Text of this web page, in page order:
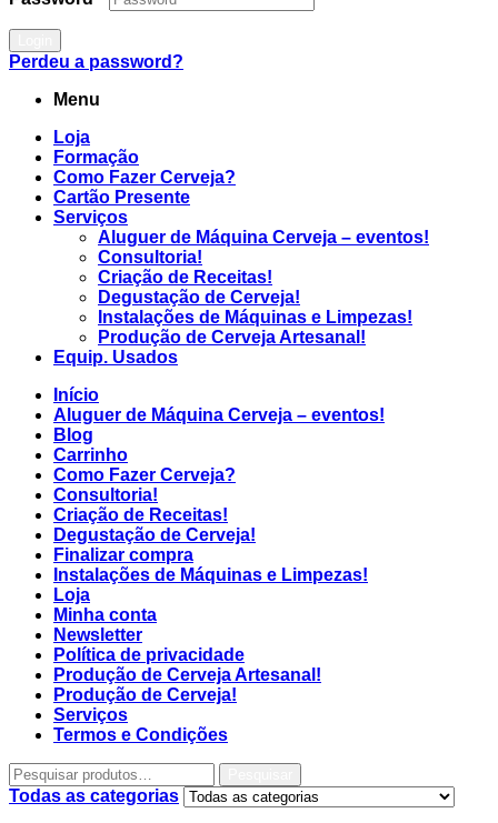
Perdeu a password?
Menu
Loja
Formação
Como Fazer Cerveja?
Cartão Presente
Serviços
Aluguer de Máquina Cerveja – eventos!
Consultoria!
Criação de Receitas!
Degustação de Cerveja!
Instalações de Máquinas e Limpezas!
Produção de Cerveja Artesanal!
Equip. Usados
Início
Aluguer de Máquina Cerveja – eventos!
Blog
Carrinho
Como Fazer Cerveja?
Consultoria!
Criação de Receitas!
Degustação de Cerveja!
Finalizar compra
Instalações de Máquinas e Limpezas!
Loja
Minha conta
Newsletter
Política de privacidade
Produção de Cerveja Artesanal!
Produção de Cerveja!
Serviços
Termos e Condições
Todas as categorias